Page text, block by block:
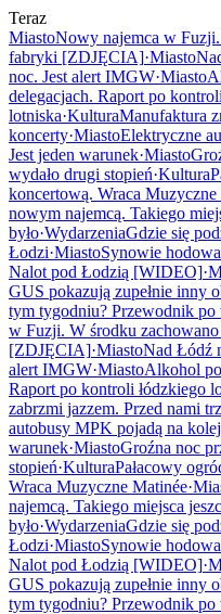
Teraz
MiastoNowy najemca w
fabryki [ZDJĘCIA]·Miasto
noc. Jest alert IMGW·Miasto
delegacjach. Raport po
lotniska·KulturaManufaktura
koncerty·MiastoElektryczne
Jest jeden warunek·Miasto
wydało drugi stopień·Kultura
koncertową. Wraca Muzyczne
nowym najemcą. Takiego
było·WydarzeniaGdzie się
Łodzi·MiastoSynowie
Nalot pod Łodzią [WIDEO]·
GUS pokazują zupełnie inny
tym tygodniu? Przewodnik po
w Fuzji. W środku
[ZDJĘCIA]·MiastoNad Łódź
alert IMGW·MiastoAlkohol
Raport po kontroli łódzkiego
zabrzmi jazzem. Przed nami
autobusy MPK pojadą na
warunek·MiastoGroźna noc
stopień·KulturaPałacowy
Wraca Muzyczne Matinée·
najemcą. Takiego miejsca
było·WydarzeniaGdzie się
Łodzi·MiastoSynowie
Nalot pod Łodzią [WIDEO]·
GUS pokazują zupełnie inny
tym tygodniu? Przewodnik po